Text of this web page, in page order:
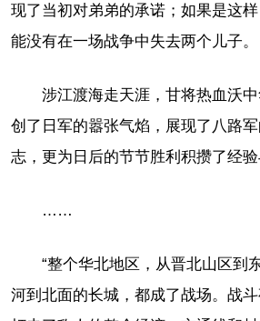
现了当初对弟弟的承诺；如果是这
能没有在一场战争中失去两个儿子。
涉江渡海走天涯，甘将热血沃
创了日军的嚣张气焰，展现了八路
志，更为日后的节节胜利积攒了经验
……
“整个华北地区，从晋北山区到
河到北面的长城，都成了战场。战